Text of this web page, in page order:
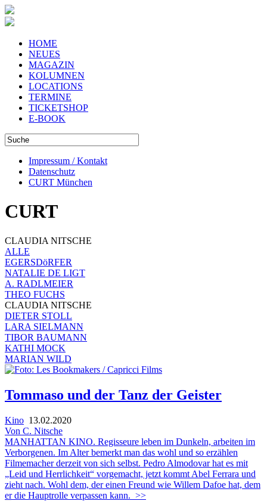
HOME
NEUES
MAGAZIN
KOLUMNEN
LOCATIONS
TERMINE
TICKETSHOP
E-BOOK
Impressum / Kontakt
Datenschutz
CURT München
CURT
CLAUDIA NITSCHE
ALLE
EGERSDöRFER
NATALIE DE LIGT
A. RADLMEIER
THEO FUCHS
CLAUDIA NITSCHE
DIETER STOLL
LARA SIELMANN
TIBOR BAUMANN
KATHI MOCK
MARIAN WILD
Tommaso und der Tanz der Geister
Kino 13.02.2020
Von C. Nitsche
MANHATTAN KINO. Regisseure leben im Dunkeln, arbeiten im
Verborgenen. Im Alter bemerkt man das wohl und so erzählen
Filmemacher derzeit von sich selbst. Pedro Almodovar hat es mit
„Leid und Herrlichkeit“ vorgemacht, jetzt kommt Abel Ferrara und
zieht nach. Wohl dem, der einen Freund wie Willem Dafoe hat, dem
er die Hauptrolle verpassen kann. >>